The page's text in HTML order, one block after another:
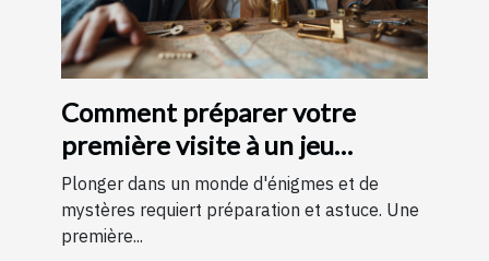
Comment préparer votre
première visite à un jeu
d'évasion : conseils et astuces
pour une expérience
mémorable
Plonger dans un monde d'énigmes et de
mystères requiert préparation et astuce. Une
première...